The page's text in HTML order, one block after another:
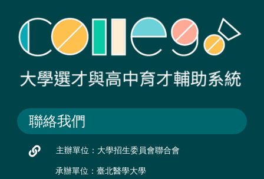
聯絡我們
主辦單位：大學招生委員會聯合會
承辦單位：臺北醫學大學